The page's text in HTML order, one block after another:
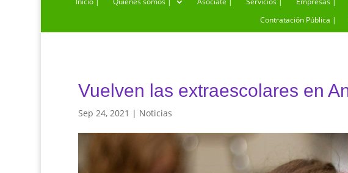
Contratación Pública |
Vuelven las extraescolares en
Sep 24, 2021 | Noticias